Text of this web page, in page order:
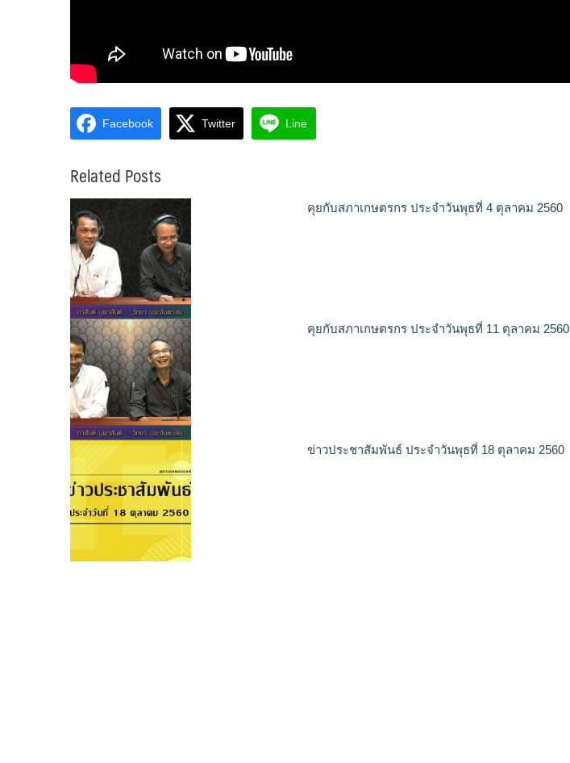
Facebook Twitter Line
Related Posts
คุยกับสภาเกษตรกร ประจำวันพุธที่ 4 ตุลาคม 2560
คุยกับสภาเกษตรกร ประจำวันพุธที่ 11 ตุลาคม 2560
ข่าวประชาสัมพันธ์ ประจำวันพุธที่ 18 ตุลาคม 2560